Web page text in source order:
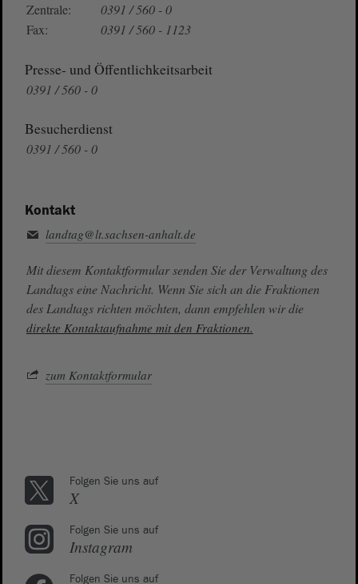
Zentrale:
0391 / 560 - 0
Fax:
0391 / 560 - 1123
Presse- und Öffentlichkeitsarbeit
0391 / 560 - 0
Besucherdienst
0391 / 560 - 0
Kontakt
landtag@lt.sachsen-anhalt.de
Mit diesem Kontaktformular senden Sie der Verwaltung des
Landtags eine Nachricht. Wenn Sie sich an die Fraktionen
des Landtags richten möchten, dann empfehlen wir die
direkte Kontaktaufnahme mit den Fraktionen.
zum Kontaktformular
Folgen Sie uns auf
X
Folgen Sie uns auf
Instagram
Folgen Sie uns auf